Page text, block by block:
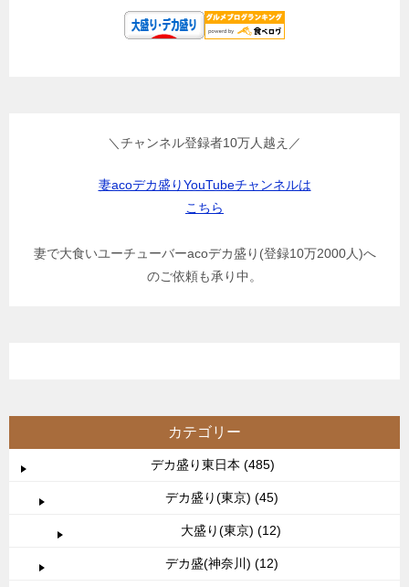
＼チャンネル登録者10万人越え／
妻acoデカ盛りYouTubeチャンネルは
こちら
妻で大食いユーチューバーacoデカ盛り(登録10万2000人)へ
のご依頼も承り中。
カテゴリー
デカ盛り東日本 (485)
デカ盛り(東京) (45)
大盛り(東京) (12)
デカ盛(神奈川) (12)